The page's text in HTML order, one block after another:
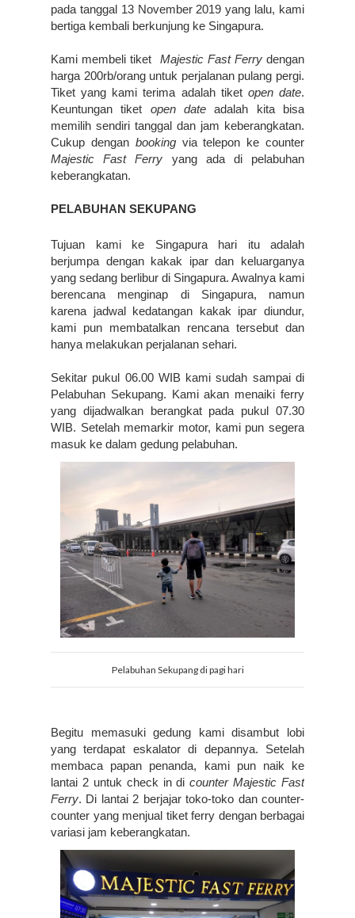
pada tanggal 13 November 2019 yang lalu, kami
bertiga kembali berkunjung ke Singapura.
Kami membeli tiket Majestic Fast Ferry dengan
harga 200rb/orang untuk perjalanan pulang pergi.
Tiket yang kami terima adalah tiket open date.
Keuntungan tiket open date adalah kita bisa
memilih sendiri tanggal dan jam keberangkatan.
Cukup dengan booking
Majestic Fast Ferry yang ada di pelabuhan
keberangkatan.
PELABUHAN SEKUPANG
Tujuan kami ke Singapura hari itu adalah
berjumpa dengan kakak ipar dan keluarganya
yang sedang berlibur di Singapura. Awalnya kami
berencana menginap di Singapura, namun
karena jadwal kedatangan kakak ipar diundur,
kami pun membatalkan rencana tersebut dan
hanya melakukan perjalanan sehari.
Sekitar pukul 06.00 WIB kami sudah sampai di
Pelabuhan Sekupang. Kami akan menaiki ferry
yang dijadwalkan berangkat pada pukul 07.30
WIB. Setelah memarkir motor, kami pun segera
masuk ke dalam gedung pelabuhan.
Pelabuhan Sekupang di pagi hari
Begitu memasuki gedung kami disambut lobi
yang terdapat eskalator di depannya. Setelah
membaca papan penanda, kami pun naik ke
lantai 2 untuk check in di counter Majestic Fast
Ferry. Di lantai 2 berjajar toko-toko dan counter-
counter yang menjual tiket ferry dengan berbagai
variasi jam keberangkatan.